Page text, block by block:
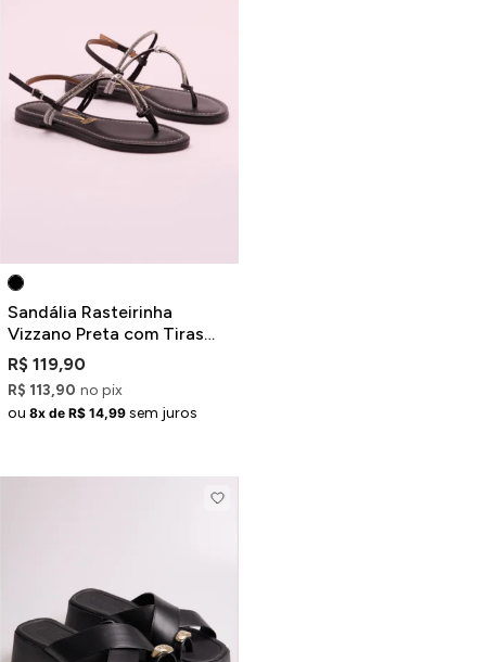
Sandália Rasteirinha
Vizzano Preta com Tiras
Brilhosas
R$ 119,90
R$ 113,90 no pix
ou 8x de R$ 14,99 sem juros